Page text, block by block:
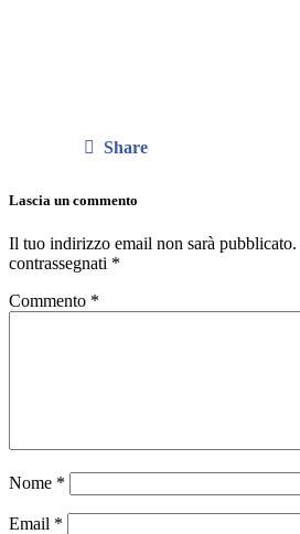
Share
Lascia un commento
Il tuo indirizzo email non sarà pubblicato.
contrassegnati *
Commento *
Nome *
Email *